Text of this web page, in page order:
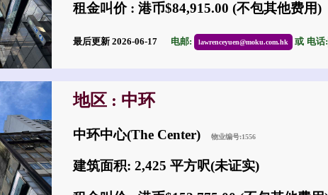
租金叫价 : 港币$84,915.00 (不包其他费用)
最后更新 2026-06-17 电邮: lawrenceyuen@moku.com.hk 或 电话:
地区 : 中环
中环中心(The Center) 物业编号:1556
建筑面积: 2,425 平方呎(未证实)